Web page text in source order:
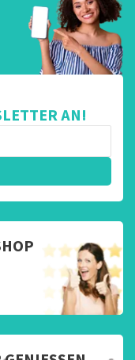
AN!